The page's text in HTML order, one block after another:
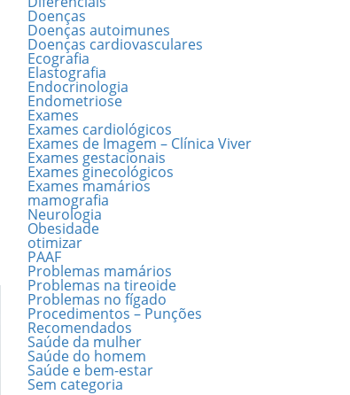
Doenças
Doenças autoimunes
Doenças cardiovasculares
Ecografia
Elastografia
Endocrinologia
Endometriose
Exames
Exames cardiológicos
Exames de Imagem – Clínica Viver
Exames gestacionais
Exames ginecológicos
Exames mamários
mamografia
Neurologia
Obesidade
otimizar
PAAF
Problemas mamários
Problemas na tireoide
Problemas no fígado
Procedimentos – Punções
Recomendados
Saúde da mulher
Saúde do homem
Saúde e bem-estar
Sem categoria